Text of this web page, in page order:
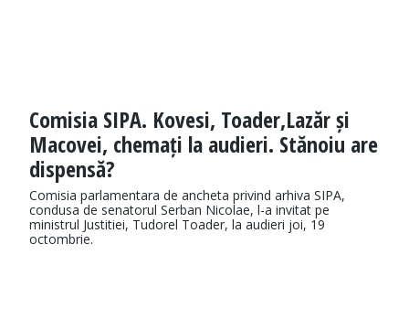
Comisia SIPA. Kovesi, Toader,Lazăr și
Macovei, chemați la audieri. Stănoiu are
dispensă?
Comisia parlamentara de ancheta privind arhiva SIPA,
condusa de senatorul Serban Nicolae, l-a invitat pe
ministrul Justitiei, Tudorel Toader, la audieri joi, 19
octombrie.